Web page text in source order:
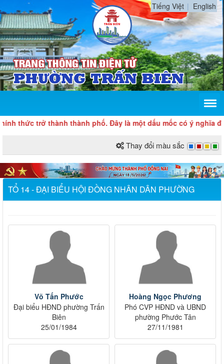
Tiếng Việt English
trở thành thành phố. Đây là một dấu mốc có ý nghĩa đặc
Thay đổi màu sắc
TỔ 14 - ĐẠI BIỂU HỘI ĐỒNG NHÂN DÂN PHƯỜNG
Võ Tấn Phước
Đại biểu HĐND phường Trấn
Biên
25/01/1984
Hoàng Ngọc Phương
Phó CVP HĐND và UBND
phường Phước Tân
27/11/1981